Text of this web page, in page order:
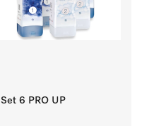
Set 6 PRO UP